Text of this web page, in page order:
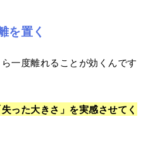
を置く
一度離れることが効くんです
った大きさ」を実感させてく